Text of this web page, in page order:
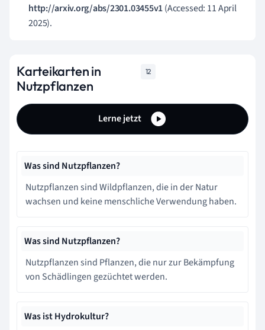
http://arxiv.org/abs/2301.03455v1(Accessed: 11 April
2025).
Karteikarten in
Nutzpflanzen
12
Lerne jetzt
Was sind Nutzpflanzen?
Nutzpflanzen sind Wildpflanzen, die in der Natur
wachsen und keine menschliche Verwendung haben.
Was sind Nutzpflanzen?
Nutzpflanzen sind Pflanzen, die nur zur Bekämpfung
von Schädlingen gezüchtet werden.
Was ist Hydrokultur?